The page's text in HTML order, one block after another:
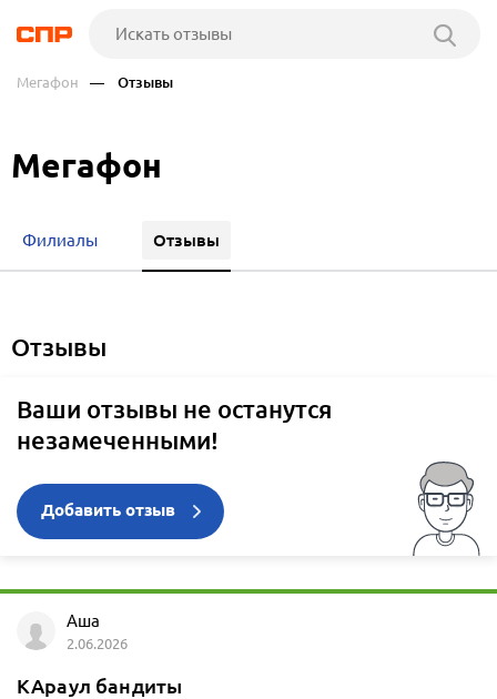
Мегафон — Отзывы
Мегафон
отзывы
Филиалы Отзывы
Ваши отзывы не останутся
незамеченными!
Добавить отзыв
Аша
2.06.2026
КАраул бандиты